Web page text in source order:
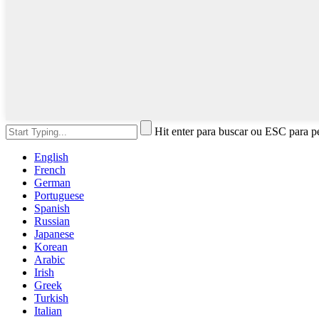
Hit enter para buscar ou ESC para
English
French
German
Portuguese
Spanish
Russian
Japanese
Korean
Arabic
Irish
Greek
Turkish
Italian